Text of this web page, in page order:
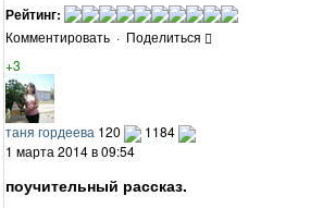
Рейтинг:
Комментировать · Поделиться
+3
таня гордеева 120
1184
1 марта 2014 в 09:54
поучительный рассказ.